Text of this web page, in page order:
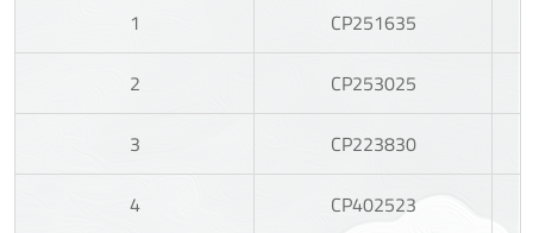
1 CP251635
2 CP253025
3 CP223830
4 CP402523